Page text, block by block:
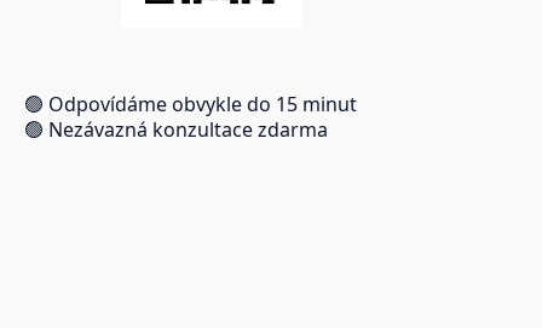
🟢 Odpovídáme obvykle do 15 minut
🟢 Nezávazná konzultace zdarma